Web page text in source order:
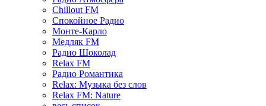
Chillout FM
Спокойное Радио
Монте-Карло
Медляк FM
Радио Шоколад
Relax FM
Радио Романтика
Relax: Музыка без слов
Relax FM: Nature